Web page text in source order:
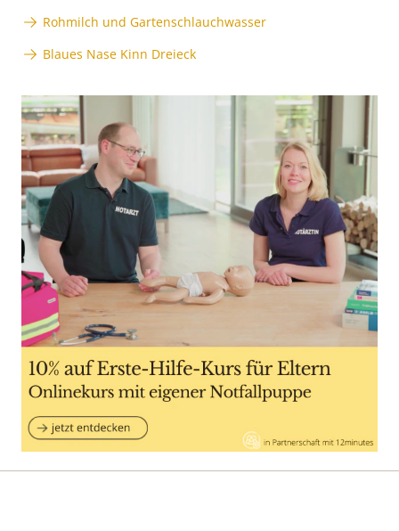
Rohmilch und Gartenschlauchwasser
Blaues Nase Kinn Dreieck